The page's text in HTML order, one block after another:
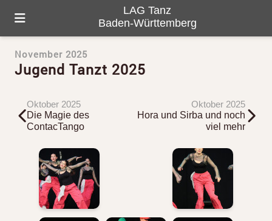
LAG Tanz
Baden-Württemberg
HOME
PROGRAMM
TANZ-LANDKARTE
KONTAKTE
November 2025
Jugend Tanzt 2025
Oktober 2025
Die Magie des
ContacTango
Oktober 2025
Hora und Sirba und noch
viel mehr